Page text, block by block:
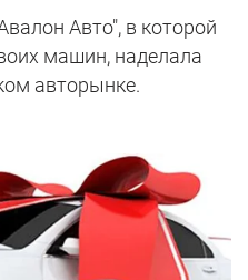
Авто", в которой
машин, наделала
авторынке.